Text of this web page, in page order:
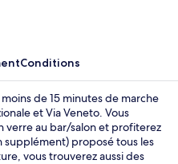
Conditions
de 15 minutes de marche
et Via Veneto. Vous
verre au bar/salon et profiterez
proposé tous les
vous trouverez aussi des